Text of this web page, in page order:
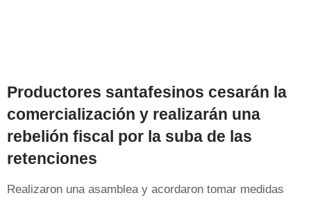
Productores santafesinos cesarán la
comercialización y realizarán una
rebelión fiscal por la suba de las
retenciones
Realizaron una asamblea y acordaron tomar medidas